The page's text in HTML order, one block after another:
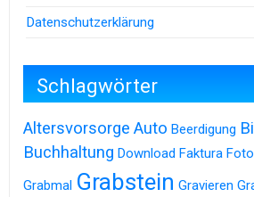
Datenschutzerklärung
Schlagwörter
Altersvorsorge Auto Beerdigung
Buchhaltung Download Faktura
Grabmal Grabstein Gravieren